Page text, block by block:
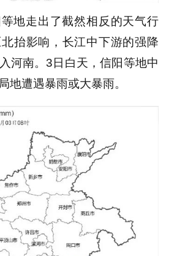
地走出了截然相反的天气行
抬影响，长江中下游的强降
河南。3日白天，信阳等地中
地遭遇暴雨或大暴雨。